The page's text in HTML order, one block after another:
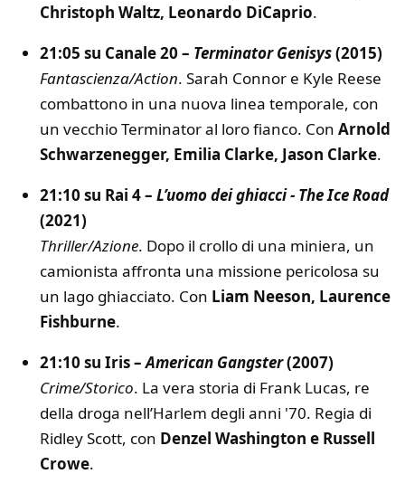
Christoph Waltz, Leonardo DiCaprio.
21:05 su Canale 20 – Terminator Genisys(2015)
Fantascienza/Action. Sarah Connor e Kyle Reese
combattono in una nuova linea temporale, con
un vecchio Terminator al loro fianco. Con Arnold
Schwarzenegger, Emilia Clarke, Jason Clarke.
21:10 su Rai 4 – L’uomo dei ghiacci - The Ice Road
(2021)
Thriller/Azione. Dopo il crollo di una miniera, un
camionista affronta una missione pericolosa su
un lago ghiacciato. Con Liam Neeson, Laurence
Fishburne.
21:10 su Iris –American Gangster(2007)
Crime/Storico. La vera storia di Frank Lucas, re
della droga nell’Harlem degli anni '70. Regia di
Ridley Scott, con Denzel Washington e Russell
Crowe.